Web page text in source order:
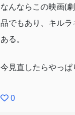
なんならこの映画(
品でもあり、キル
ある。
今見直したらやっ
デッケー機械が変形
0